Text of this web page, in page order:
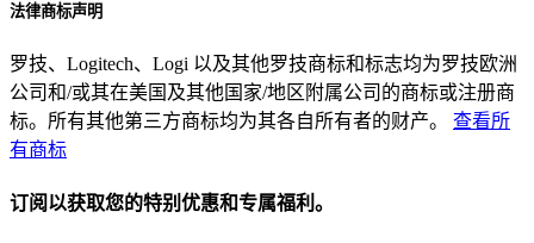
法律商标声明
罗技、Logitech、Logi 以及其他罗技商标和标志均为罗技欧洲
公司和/或其在美国及其他国家/地区附属公司的商标或注册商
标。所有其他第三方商标均为其各自所有者的财产。 查看所
有商标
订阅以获取您的特别优惠和专属福利。